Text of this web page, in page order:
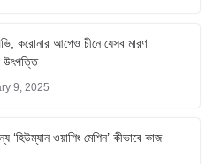
করোনার আগেও চীনে যেসব মারণ
উৎপত্তি
9, 2025
‘হিউম্যান ওয়াশিং মেশিন’ কীভাবে কাজ